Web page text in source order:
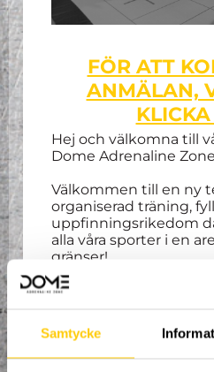
Samtycke
FÖR ATT
ANMÄLAN,
Hej och välkomna till
Dome Adrenaline
Välkommen till en ny
organiserad träning,
uppfinningsrikedom
alla våra sporter i en
gränser!
Våra erfarna coacher
ser till att du ständigt
Spontanitet, glädje
våra nyckelord.